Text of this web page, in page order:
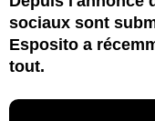
sociaux sont
Esposito a
tout.